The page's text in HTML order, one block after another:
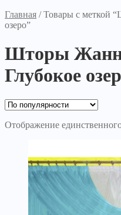
Главная /Товары с меткой
озеро”
Шторы
Глубокое
Отображение